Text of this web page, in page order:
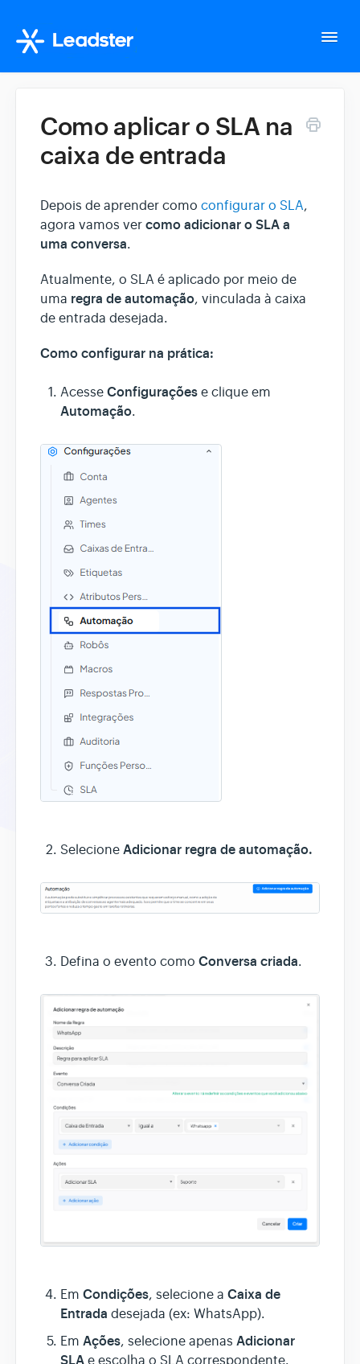
Configurações da conta
Whatsapp Suite
Tudo sobre o seu fluxo
Gerencie seus Leads
Integração
Assistente AI
Como aplicar o SLA na
caixa de entrada
Depois de aprender como configurar o SLA,
agora vamos ver como adicionar o SLA a
uma conversa.
Atualmente, o SLA é aplicado por meio de
uma regra de automação, vinculada à caixa
de entrada desejada.
Como configurar na prática:
Acesse Configurações e clique em
Automação.
Selecione Adicionar regra de automação.
Defina o evento como Conversa criada.
Em Condições, selecione a Caixa de
Entrada desejada (ex: WhatsApp).
Em Ações, selecione apenas Adicionar